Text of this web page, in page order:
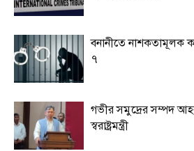
বনানীতে নাশকতামূলক
৭
গভীর সমুদ্রের সম্পদ
স্বরাষ্ট্রমন্ত্রী